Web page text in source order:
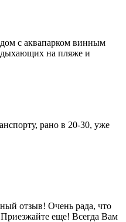
с аквапарком винным
на пляже и
рано в 20-30, уже
отзыв! Очень рада, что
еще! Всегда Вам